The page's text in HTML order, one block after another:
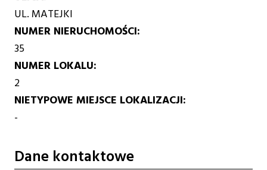
UL. MATEJKI
NUMER NIERUCHOMOŚCI
35
NUMER LOKALU
2
NIETYPOWE MIEJSCE LOKALIZACJI
-
Dane kontaktowe